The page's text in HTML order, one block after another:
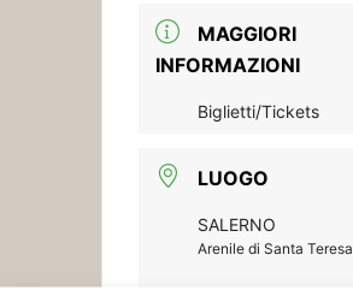
MAGGIORI
INFORMAZIONI
Biglietti/Tickets
LUOGO
SALERNO
Arenile di Santa Teresa